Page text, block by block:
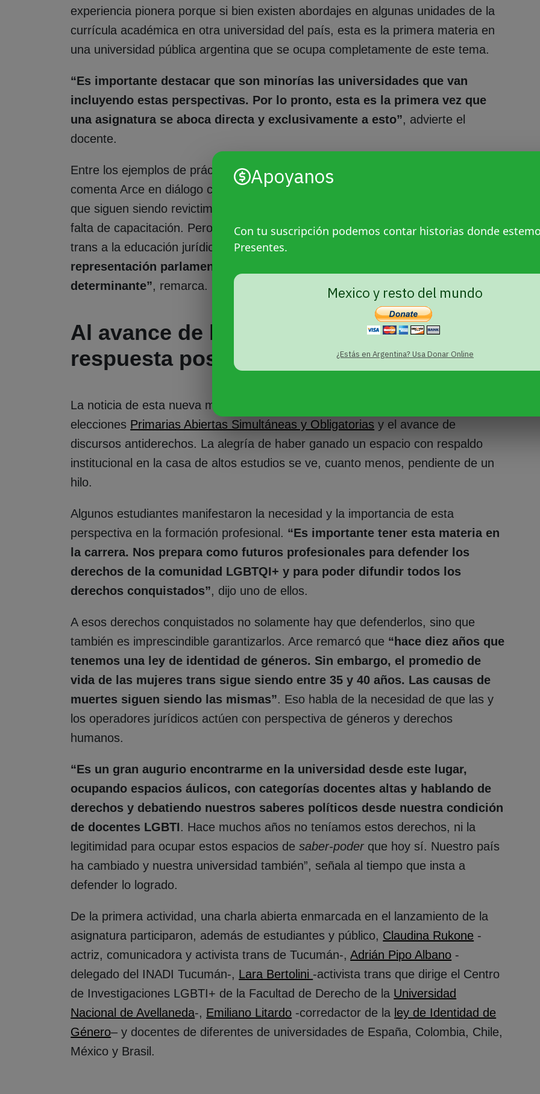
Apoyanos
Con tu suscripción podemos contar historias donde
Presentes.
Mexico y resto del mundo
¿Estás en Argentina? Usa Donar Online
experiencia pionera porque si bien existen abordajes en algunas unidades de la
currícula académica en otra universidad del país, esta es la primera materia en
una universidad pública argentina que se ocupa completamente de este tema.
“Es importante destacar que son minorías las universidades que van
incluyendo estas perspectivas. Por lo pronto, esta es la primera vez que
una asignatura se aboca directa y exclusivamente a esto”, advierte el
docente.
Entre los ejemplos de prácticas necesarias de transformar en el mundo jurídico,
comenta Arce en diálogo con Agencia Presentes, están los abordajes procesales
que siguen siendo revictimizantes. Esta falencia -explica- es, por lo general, por
falta de capacitación. Pero también es por la falta de acceso de las personas
trans a la educación jurídica superior y a los cargos judiciales
representación parlamentaria del colectivo también es un factor
determinante”, remarca.
Al avance de los discursos de odio una
respuesta posible
La noticia de esta nueva materia llega con el contexto del resultado de las
elecciones Primarias Abiertas Simultáneas y Obligatorias y el avance de
discursos antiderechos. La alegría de haber ganado un espacio con respaldo
institucional en la casa de altos estudios se ve, cuanto menos, pendiente de un
hilo.
Algunos estudiantes manifestaron la necesidad y la importancia de esta
perspectiva en la formación profesional. “Es importante tener esta materia en
la carrera. Nos prepara como futuros profesionales para defender los
derechos de la comunidad LGBTQI+ y para poder difundir todos los
derechos conquistados”, dijo uno de ellos.
A esos derechos conquistados no solamente hay que defenderlos, sino que
también es imprescindible garantizarlos. Arce remarcó que “hace diez años que
tenemos una ley de identidad de géneros. Sin embargo, el promedio de
vida de las mujeres trans sigue siendo entre 35 y 40 años. Las causas de
muertes siguen siendo las mismas”. Eso habla de la necesidad de que las y
los operadores jurídicos actúen con perspectiva de géneros y derechos
humanos.
“Es un gran augurio encontrarme en la universidad desde este lugar,
ocupando espacios áulicos, con categorías docentes altas y hablando de
derechos y debatiendo nuestros saberes políticos desde nuestra condición
de docentes LGBTI. Hace muchos años no teníamos estos derechos, ni la
legitimidad para ocupar estos espacios desaber-poder que hoy sí. Nuestro país
ha cambiado y nuestra universidad también”, señala al tiempo que insta a
defender lo logrado.
De la primera actividad, una charla abierta enmarcada en el lanzamiento de la
asignatura participaron, además de estudiantes y público, Claudina Rukone -
actriz, comunicadora y activista trans de Tucumán-,Adrián Pipo Albano -
delegado del INADI Tucumán-, Lara Bertolini -activista trans que dirige el Centro
de Investigaciones LGBTI+ de la Facultad de Derecho de la Universidad
Nacional de Avellaneda-, Emiliano Litardo -corredactor de la ley de Identidad de
Género– y docentes de diferentes de universidades de España, Colombia, Chile,
México y Brasil.